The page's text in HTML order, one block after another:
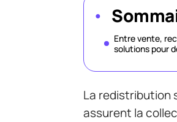
Entre vente,
solutions pour
La redistribution
assurent la